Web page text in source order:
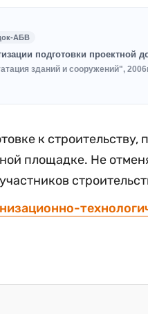
АБВ
подготовки проектной
зданий и сооружений",
к
площадке. Не